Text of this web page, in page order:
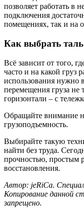
позволяет работать в
подключения
помещениях, так и на
Как выбрать таль
Всё зависит от того,
часто и на какой груз
использования нужно
перемещения груза не
горизонтали – с
Обращайте внимание
грузоподъемность.
Выбирайте такую
найти без труда.
прочностью, простым
восстановления.
Автор: jeRiCa.
Копирование данной
запрещено.